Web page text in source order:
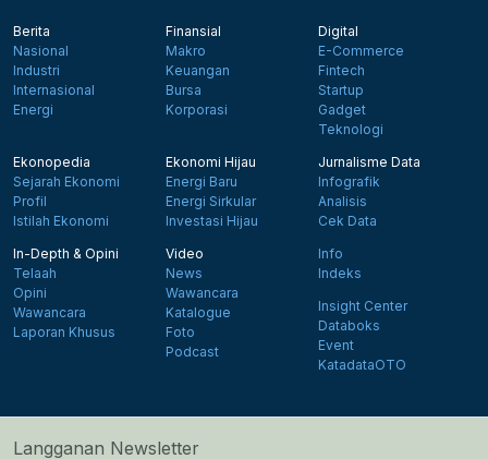
Berita
Nasional
Industri
Internasional
Energi
Finansial
Makro
Keuangan
Bursa
Korporasi
Digital
E-Commerce
Fintech
Startup
Gadget
Teknologi
Ekonopedia
Sejarah Ekonomi
Profil
Istilah Ekonomi
Ekonomi Hijau
Energi Baru
Energi Sirkular
Investasi Hijau
Jurnalisme Data
Infografik
Analisis
Cek Data
In-Depth & Opini
Telaah
Opini
Wawancara
Laporan Khusus
Video
News
Wawancara
Katalogue
Foto
Podcast
Info
Indeks
Insight Center
Databoks
Event
KatadataOTO
Langganan Newsletter